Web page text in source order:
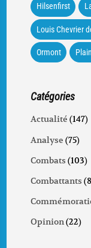
Hilsenfirst
Louis Chevrier
Ormont
Catégories
Actualité (147)
Analyse (75)
Combats (103)
Combattants
Opinion(22)